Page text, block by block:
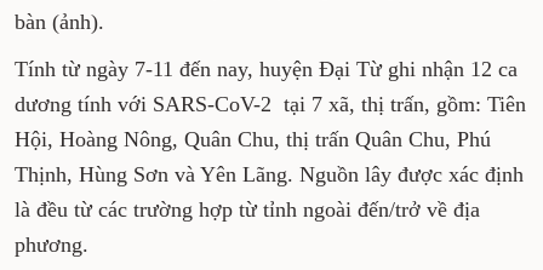
bàn (ảnh).
Tính từ ngày 7-11 đến nay, huyện Đại Từ ghi nhận 12 ca
dương tính với SARS-CoV-2 tại 7 xã, thị trấn, gồm: Tiên
Hội, Hoàng Nông, Quân Chu, thị trấn Quân Chu, Phú
Thịnh, Hùng Sơn và Yên Lãng. Nguồn lây được xác định
là đều từ các trường hợp từ tỉnh ngoài đến/trở về địa
phương.